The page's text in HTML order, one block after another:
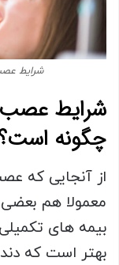
شرایط
شرایط عصب
چگونه
از آنجایی که
معمولا هم بعضی
بیمه های
بهتر است که